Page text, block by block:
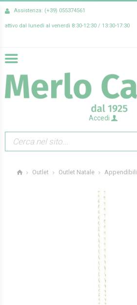
Assistenza: (+39) 055374561
attivo dal lunedì al venerdì 8:30-12:30 / 13:30-17:30
Accedi
Outlet Outlet Natale Appendibili